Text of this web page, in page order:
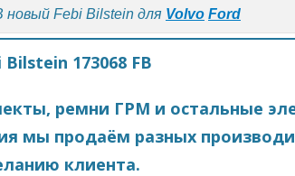
Febi Bilstein для Volvo Ford
Bilstein 173068 FB
ремни ГРМ и остальные
мы продаём разных
клиента.